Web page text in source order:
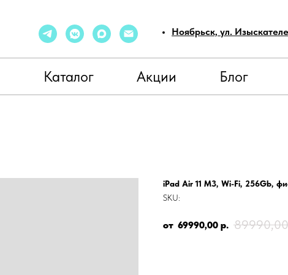
Ноябрьск, ул.
Каталог Акции Блог
iPad Air 11 M3, Wi-Fi, 256Gb,
SKU:
69990,00 р. 89990,00